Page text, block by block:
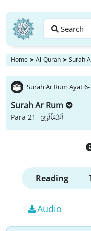
Search
Home ➤ Al-Quran ➤ Surah
Surah Ar Rum Ayat
Surah Ar Rum
Para 21 -اُتْلُ مَاۤ اُوْحِیَ
Reading
Audio